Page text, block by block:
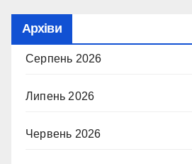
Архіви
Серпень 2026
Липень 2026
Червень 2026